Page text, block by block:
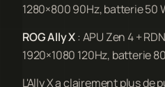
1280×800 90Hz, batterie 50
ROG Ally X: APU Zen 4 +
1920×1080 120Hz, batterie
L'Ally X a clairement plus de